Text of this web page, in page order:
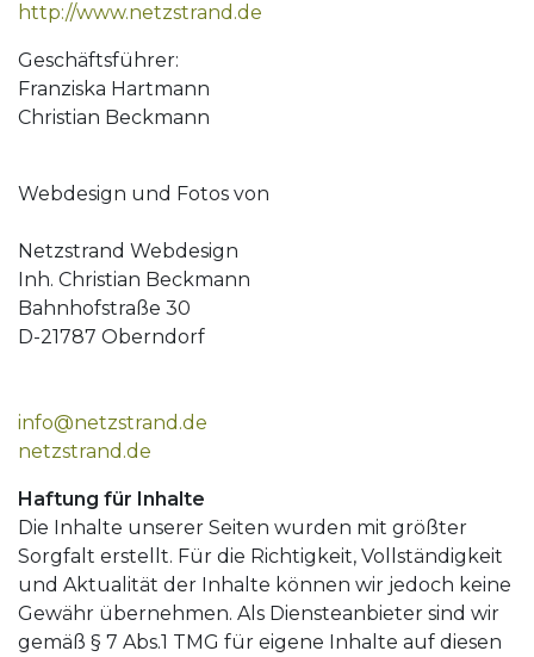
http://www.netzstrand.de
Geschäftsführer:
Franziska Hartmann
Christian Beckmann
Webdesign und Fotos von
Netzstrand Webdesign
Inh. Christian Beckmann
Bahnhofstraße 30
D-21787 Oberndorf
info@netzstrand.de
netzstrand.de
Haftung für Inhalte
Die Inhalte unserer Seiten wurden mit größter
Sorgfalt erstellt. Für die Richtigkeit, Vollständigkeit
und Aktualität der Inhalte können wir jedoch keine
Gewähr übernehmen. Als Diensteanbieter sind wir
gemäß § 7 Abs.1 TMG für eigene Inhalte auf diesen